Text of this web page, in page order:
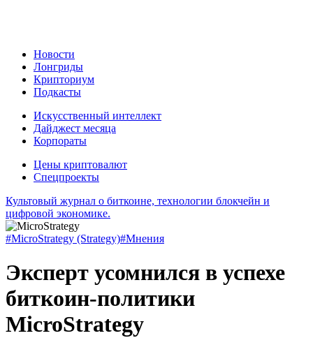
Новости
Лонгриды
Крипториум
Подкасты
Искусственный интеллект
Дайджест месяца
Корпораты
Цены криптовалют
Спецпроекты
Культовый журнал о биткоине, технологии блокчейн и
цифровой экономике.
#MicroStrategy (Strategy)#Мнения
Эксперт усомнился в успехе
биткоин-политики
MicroStrategy